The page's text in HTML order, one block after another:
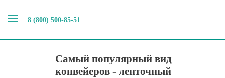
8 (800) 500-85-51
Главная > Наши новости
Самый популярный вид
конвейеров - ленточный